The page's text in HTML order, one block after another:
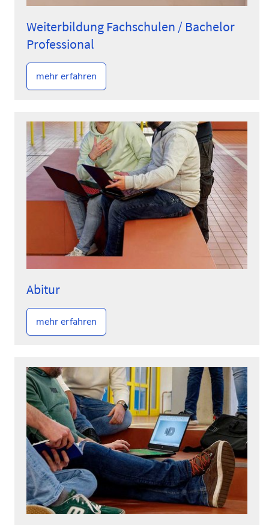
Weiterbildung Fachschulen / Bachelor
Professional
mehr erfahren
Abitur
mehr erfahren